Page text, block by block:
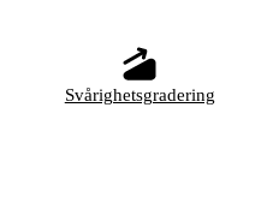
Svårighetsgradering